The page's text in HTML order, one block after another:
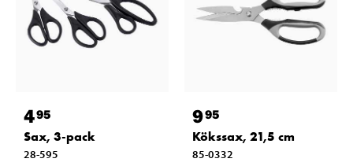
495
Sax, 3-pack
28-595
995
Kökssax, 21,5 cm
85-0332